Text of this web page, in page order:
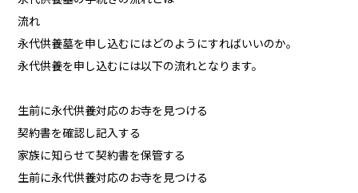
流れ
永代供養墓を申し込むにはどのようにすればいいのか。
永代供養を申し込むには以下の流れとなります。
生前に永代供養対応のお寺を見つける
契約書を確認し記入する
家族に知らせて契約書を保管する
生前に永代供養対応のお寺を見つける